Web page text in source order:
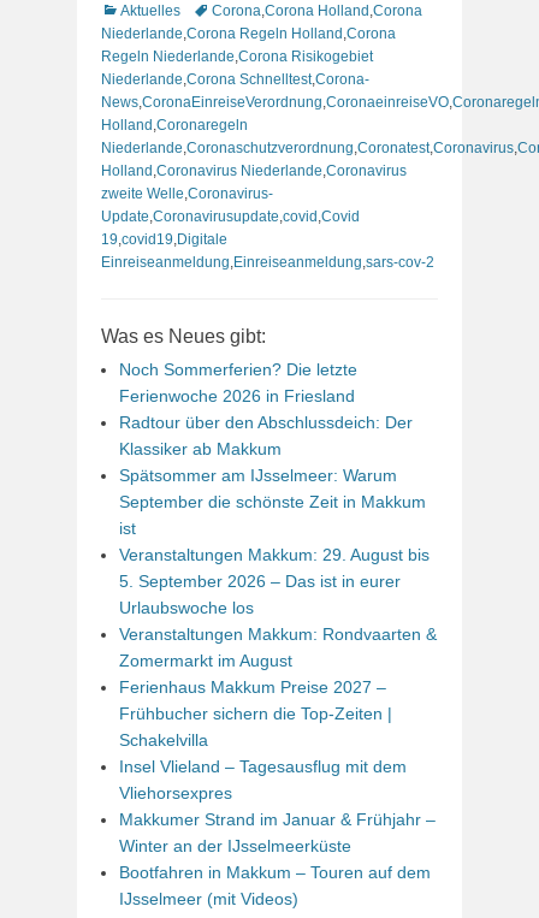
Kategorien
Aktuelles Schlagworte
Corona,Corona Holland ,Corona
Niederlande,Corona Regeln Holland ,Corona
Regeln Niederlande,Corona Risikogebiet
Niederlande,Corona Schnelltest,Corona-
News,CoronaEinreiseVerordnung,CoronaeinreiseVO,
Holland ,Coronaregeln
Niederlande,Coronaschutzverordnung,Coronatest,Coronavirus,
Holland ,Coronavirus Niederlande,Coronavirus
zweite Welle,Coronavirus-
Update,Coronavirusupdate,covid ,Covid
19,covid19,Digitale
Einreiseanmeldung,Einreiseanmeldung,sars-cov-2
Was es Neues gibt:
Noch Sommerferien? Die letzte
Ferienwoche 2026 in Friesland
Radtour über den Abschlussdeich: Der
Klassiker ab Makkum
Spätsommer am IJsselmeer: Warum
September die schönste Zeit in Makkum
ist
Veranstaltungen Makkum: 29. August bis
5. September 2026 – Das ist in eurer
Urlaubswoche los
Veranstaltungen Makkum: Rondvaarten &
Zomermarkt im August
Ferienhaus Makkum Preise 2027 –
Frühbucher sichern die Top-Zeiten |
Schakelvilla
Insel Vlieland – Tagesausflug mit dem
Vliehorsexpres
Makkumer Strand im Januar & Frühjahr –
Winter an der IJsselmeerküste
Bootfahren in Makkum – Touren auf dem
IJsselmeer (mit Videos)